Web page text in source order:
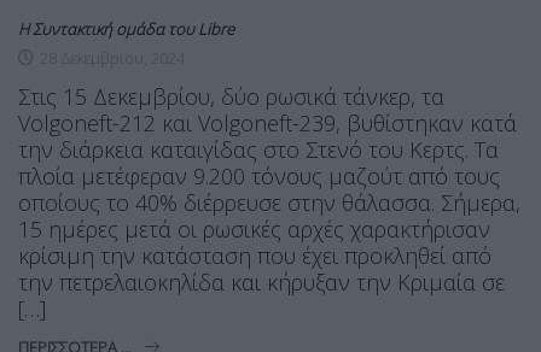
Η Συντακτική ομάδα του Libre
Στις 15 Δεκεμβρίου, δύο ρωσικά τάνκερ, τα
Volgoneft-212 και Volgoneft-239, βυθίστηκαν κατά
την διάρκεια καταιγίδας στο Στενό του Κερτς. Τα
πλοία μετέφεραν 9.200 τόνους μαζούτ από τους
οποίους το 40% διέρρευσε στην θάλασσα. Σήμερα,
15 ημέρες μετά οι ρωσικές αρχές χαρακτήρισαν
κρίσιμη την κατάσταση που έχει προκληθεί από
την πετρελαιοκηλίδα και κήρυξαν την Κριμαία σε
[…]
ΠΕΡΙΣΣΌΤΕΡΑ ...